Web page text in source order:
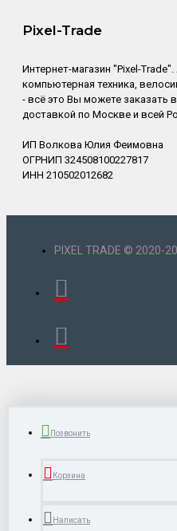
Pixel-Trade
Интернет-магазин "Pixel-
компьютерная техника,
- всё это Вы можете заказать
доставкой по Москве и всей
ИП Волкова Юлия Феимовна
ОГРНИП 324508100227817
ИНН 210502012682
PIXEL TRADE © 2020-
Позвонить
Корзина
Написать